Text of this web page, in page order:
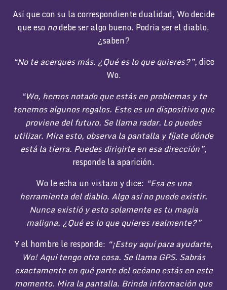
Así que con su la correspondiente dualidad, Wo decide
que esonodebe ser algo bueno. Podría ser el diablo,
¿saben?
“No te acerques más. ¿Qué es lo que quieres?”,dice
Wo.
“Wo, hemos notado que estás en problemas y te
tenemos algunos regalos. Este es un dispositivo que
proviene del futuro. Se llama radar. Lo puedes
utilizar. Mira esto, observa la pantalla y fíjate dónde
está la tierra. Puedes dirigirte en esa dirección”,
responde la aparición.
Wo le echa un vistazo y dice: “Esa es una
herramienta del diablo. Algo así no puede existir.
Nunca existió y esto solamente es tu magia
maligna. ¿Qué es lo que quieres realmente?”
Y el hombre le responde: “¡Estoy aquí para ayudarte,
Wo!Aquí tengo otra cosa. Se llama GPS. Sabrás
exactamente en qué parte del océano estás en este
momento. Mira la pantalla. Brinda información que